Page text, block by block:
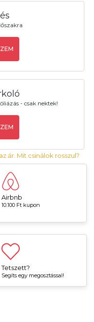
- csak nektek!
ár. Mit csinálok rosszul?
Airbnb
10.100 Ft kupon
Tetszett?
Segíts egy megosztással!